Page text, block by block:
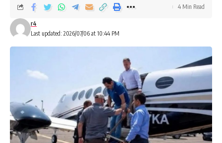
Last updated: 2026/07/06 at 10:44 PM
r4
4 Min Read